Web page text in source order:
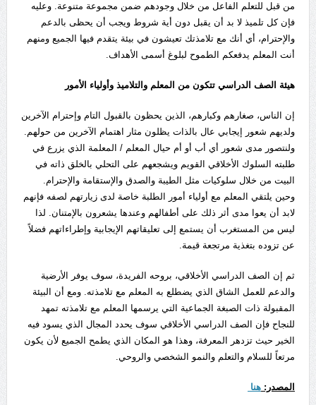
من قبل للتعلم الفاعل من خلال وجودهم ضمن مجموعة متنوعة. وعليه
فإن كل تلميذ لا بد أن يقبل دون أية شروط ويجب أن يحظى بالدعم
والإحترام، أي أنك مع تلامذتك تعيشون في بيئة يتقدم فيها الجميع ومنهم
أنت المعلم يدفعكم الطموح لبلوغ أسمى الأهداف.
هيئة الصف الدراسي تتكون من المعلم والتلاميذ وأولياء الأمور
إن الناس، صغارهم وكبارهم، الذين يحظون بالقبول التام وإحترام الآخرين
ولديهم شعور إيجابي عال بالذات يظلون مثار اهتمام الآخرين من حولهم.
ولنتصور مدى شعور أي أب أو أم حيال المعلم / المعلمة الذي يزرع في
طلبته السلوك الأخلاقي القويم ويشجعهم على التحلي بالخلق ذاته في
البيت من خلال سلوكيات مثل الطيبة والصدق والإستقامة والإحترام.
وحين يلتقي المعلم مع أولياء أمور الطلبة خاصة لدى زيارتهم لصفه فإنهم
لابد أن يعوا مدى أثر ذلك على أطفالهم وعندها يشعرون بالإمتنان. لذا
ليس من المستغرب أن يستمع إلى تعليقاتهم الإيجابية وإطراءاتهم فضلاً
عن تزوده بتغذية مرتجعة قيمة.
ثم إن الصف الدراسي الأخلاقي، بروحه الفريدة، سوف يوفر الأرضية
والدعم للعمل الشاق الذي يضطلع به المعلم مع تلامذته. ومع أن البيئة
المقبولة ذات الصبغة الجماعية التي يرسمها المعلم مع تلامذته تمهد
للنجاح فإن الصف الدراسي الأخلاقي سوف يحدد المجال الذي يسود فيه
الخير حيث تزدهر المعرفة، وهذا هو المكان الذي يطمح الجميع لأن يكون
مرتعاً للسلام والتعلم والنمو الشخصي والروحي.
المصدر: هنا